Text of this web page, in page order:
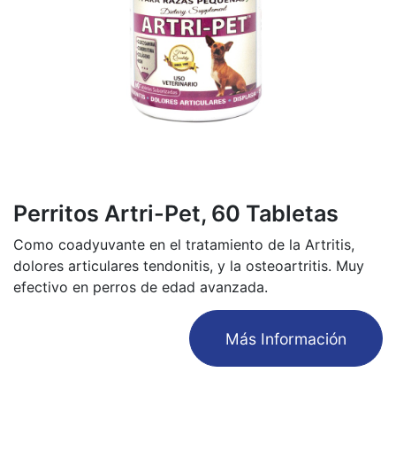
Perritos Artri-Pet, 60 Tabletas
Como coadyuvante en el tratamiento de la Artritis,
dolores articulares tendonitis, y la osteoartritis. Muy
efectivo en perros de edad avanzada.
​Más Información